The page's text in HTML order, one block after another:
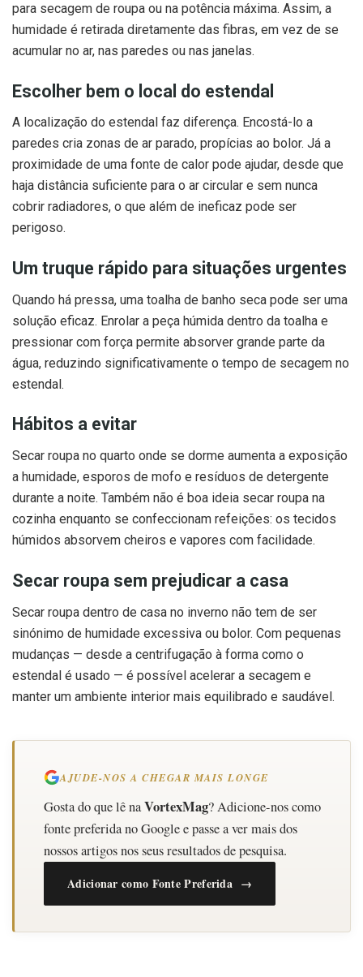
para secagem de roupa ou na potência máxima. Assim, a
humidade é retirada diretamente das fibras, em vez de se
acumular no ar, nas paredes ou nas janelas.
Escolher bem o local do estendal
A localização do estendal faz diferença. Encostá-lo a
paredes cria zonas de ar parado, propícias ao bolor. Já a
proximidade de uma fonte de calor pode ajudar, desde que
haja distância suficiente para o ar circular e sem nunca
cobrir radiadores, o que além de ineficaz pode ser
perigoso.
Um truque rápido para situações urgentes
Quando há pressa, uma toalha de banho seca pode ser uma
solução eficaz. Enrolar a peça húmida dentro da toalha e
pressionar com força permite absorver grande parte da
água, reduzindo significativamente o tempo de secagem no
estendal.
Hábitos a evitar
Secar roupa no quarto onde se dorme aumenta a exposição
a humidade, esporos de mofo e resíduos de detergente
durante a noite. Também não é boa ideia secar roupa na
cozinha enquanto se confeccionam refeições: os tecidos
húmidos absorvem cheiros e vapores com facilidade.
Secar roupa sem prejudicar a casa
Secar roupa dentro de casa no inverno não tem de ser
sinónimo de humidade excessiva ou bolor. Com pequenas
mudanças — desde a centrifugação à forma como o
estendal é usado — é possível acelerar a secagem e
manter um ambiente interior mais equilibrado e saudável.
AJUDE-NOS A CHEGAR MAIS LONGE
Gosta do que lê naVortexMag? Adicione-nos como
fonte preferida no Google e passe a ver mais dos
nossos artigos nos seus resultados de pesquisa.
Adicionar como Fonte Preferida →